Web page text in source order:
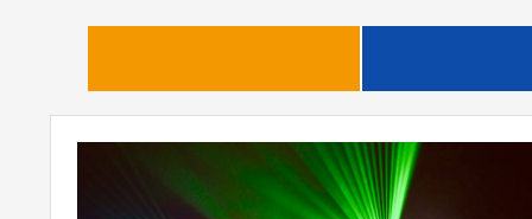
企业新闻 行业动